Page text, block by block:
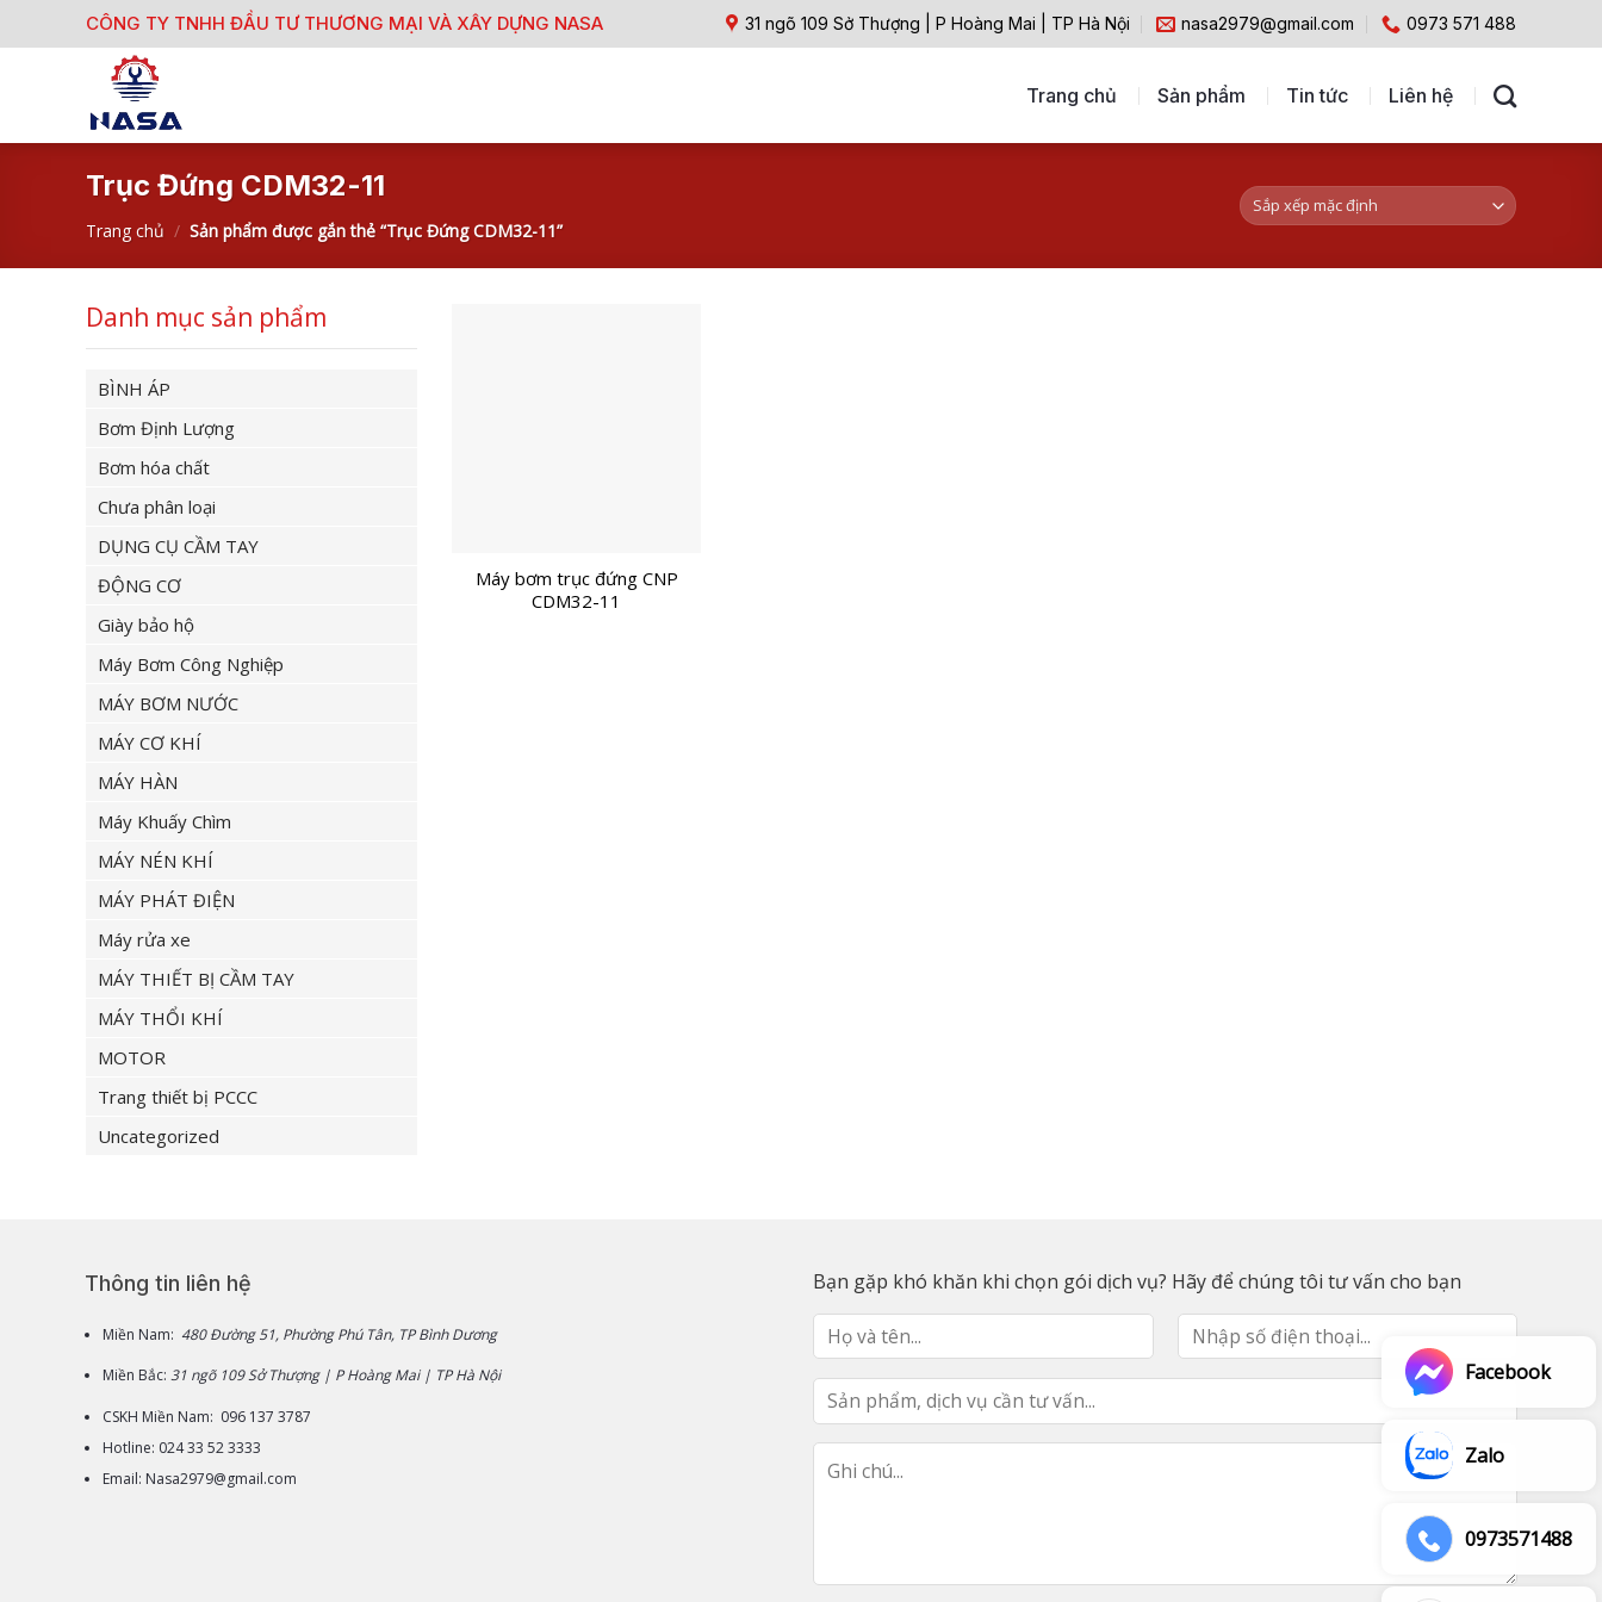
to
CÔNG TY TNHH ĐẦU TƯ THƯƠNG MẠI VÀ XÂY DỰNG NASA 31 ngõ 109 Sở Thượng | P Hoàng Mai | TP Hà Nội nasa2979@gmail.com 0973 571 488
Trang chủ Sản phẩm Tin tức Liên hệ
Trục Đứng CDM32-11
Trang chủ / Sản phẩm được gắn thẻ “Trục Đứng CDM32-11”
Danh mục sản phẩm
BÌNH ÁP
Bơm Định Lượng
Bơm hóa chất
Chưa phân loại
DỤNG CỤ CẦM TAY
ĐỘNG CƠ
Giày bảo hộ
Máy Bơm Công Nghiệp
MÁY BƠM NƯỚC
MÁY CƠ KHÍ
MÁY HÀN
Máy Khuấy Chìm
MÁY NÉN KHÍ
MÁY PHÁT ĐIỆN
Máy rửa xe
MÁY THIẾT BỊ CẦM TAY
MÁY THỔI KHÍ
MOTOR
Trang thiết bị PCCC
Uncategorized
Máy bơm trục đứng CNP
CDM32-11
Thông tin liên hệ
Miền Nam: 480 Đường 51, Phường Phú Tân, TP Bình Dương
Miền Bắc: 31 ngõ 109 Sở Thượng | P Hoàng Mai | TP Hà Nội
CSKH Miền Nam: 096 137 3787
Hotline: 024 33 52 3333
Email: Nasa2979@gmail.com
Bạn gặp khó khăn khi chọn gói dịch vụ? Hãy để chúng tôi tư vấn cho bạn
Facebook
Zalo
0973571488